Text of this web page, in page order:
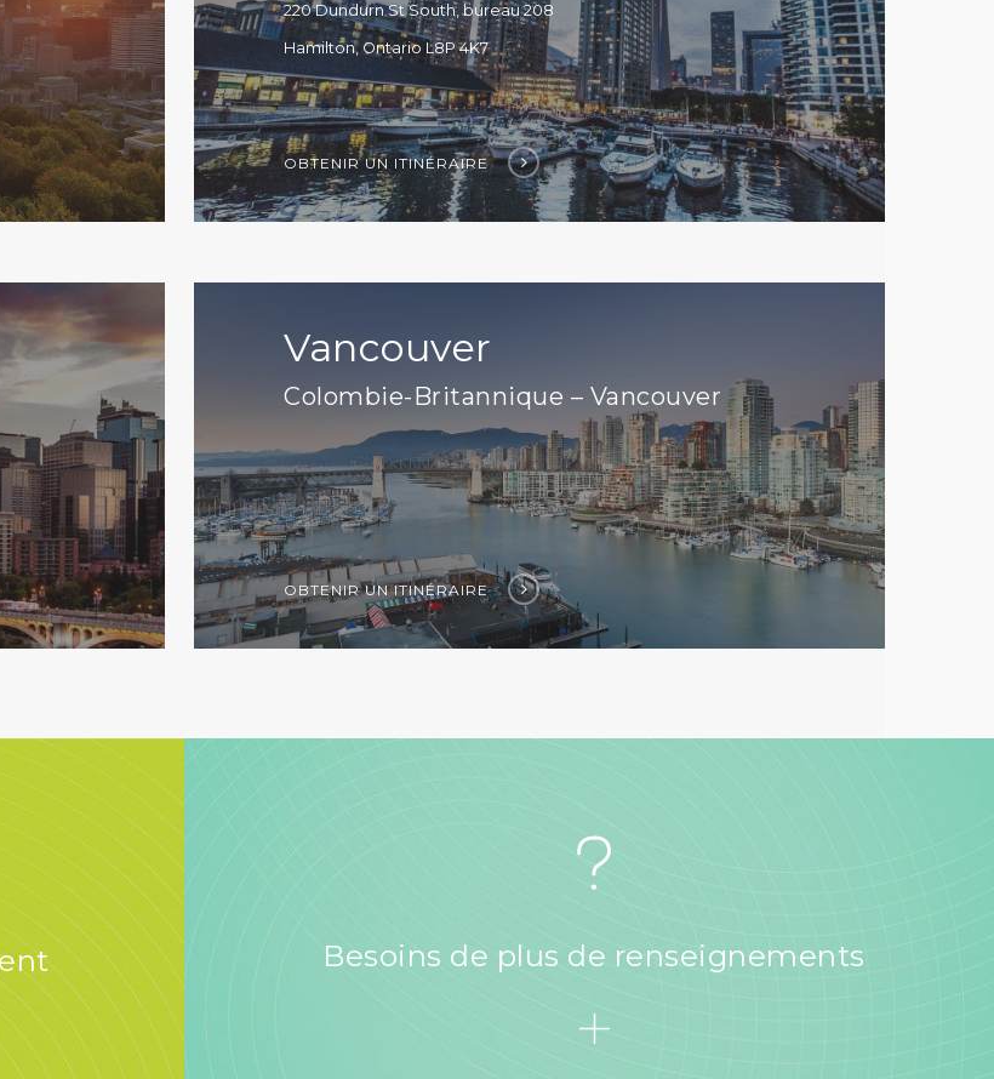
220 Dundurn St South, bureau 208
Hamilton, Ontario L8P 4K7
OBTENIR UN ITINÉRAIRE
Vancouver
Colombie-Britannique – Vancouver
OBTENIR UN ITINÉRAIRE
Besoins de plus de renseignements